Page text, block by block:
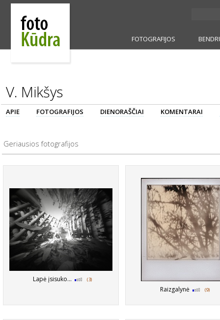
FOTOGRAFIJOS
V. Mikšys
APIE FOTOGRAFIJOS DIENORAŠČIAI KOMENTARAI
Geriausios fotografijos
Lapė įsisuko... (3)
Raizgalynė (9)